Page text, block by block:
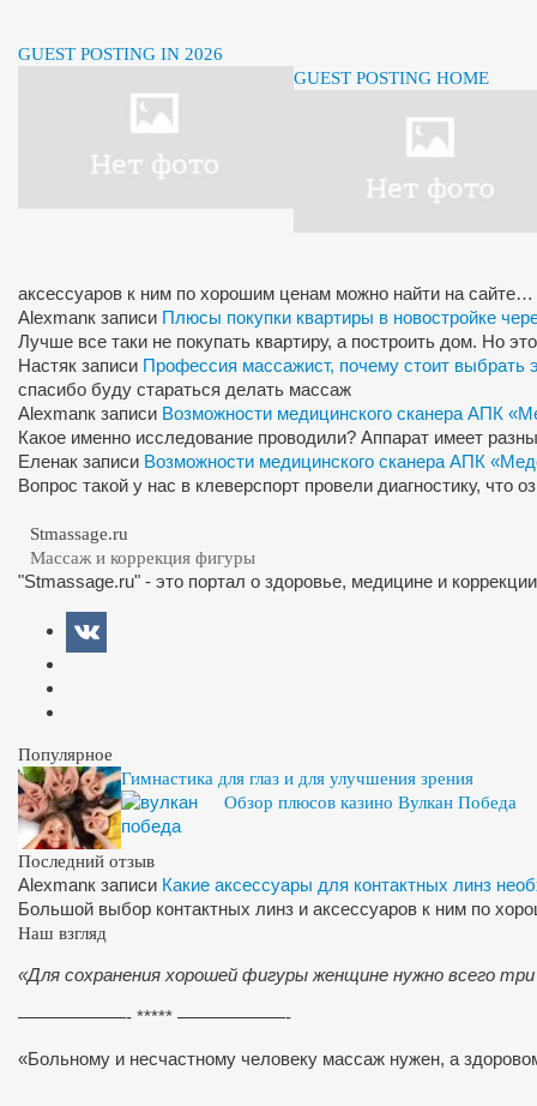
GUEST POSTING IN 2026
GUEST POSTING HOME
аксессуаров к ним по хорошим ценам можно найти на сайте…
Alexmanк записи Плюсы покупки квартиры в новостройке
Лучше все таки не покупать квартиру, а построить дом. Но
Настяк записи Профессия массажист, почему стоит выбрать
спасибо буду стараться делать массаж
Alexmanк записи Возможности медицинского сканера АПК
Какое именно исследование проводили? Аппарат имеет
Еленак записи Возможности медицинского сканера АПК
Вопрос такой у нас в клеверспорт провели диагностику, что
Stmassage.ru
Массаж и коррекция фигуры
"Stmassage.ru" - это портал о здоровье, медицине и
Популярное
Гимнастика для глаз и для улучшения зрения
Обзор плюсов казино Вулкан Победа
Последний отзыв
Alexmanк записи Какие аксессуары для контактных линз
Большой выбор контактных линз и аксессуаров к ним по
Наш взгляд
«Для сохранения хорошей фигуры женщине нужно всего
——————- ***** ——————-
«Больному и несчастному человеку массаж нужен, а